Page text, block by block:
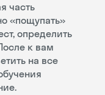
часть
«пощупать»
определить
к вам
на все